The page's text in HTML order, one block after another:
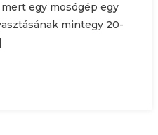
egy mosógép egy
mintegy 20-